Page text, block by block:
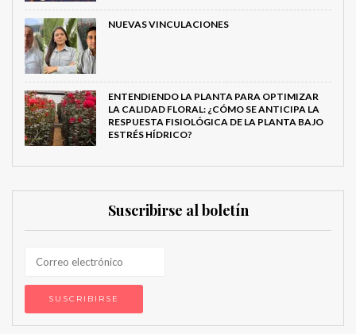
NUEVAS VINCULACIONES
ENTENDIENDO LA PLANTA PARA OPTIMIZAR
LA CALIDAD FLORAL: ¿CÓMO SE ANTICIPA LA
RESPUESTA FISIOLÓGICA DE LA PLANTA BAJO
ESTRÉS HÍDRICO?
Suscribirse al boletín